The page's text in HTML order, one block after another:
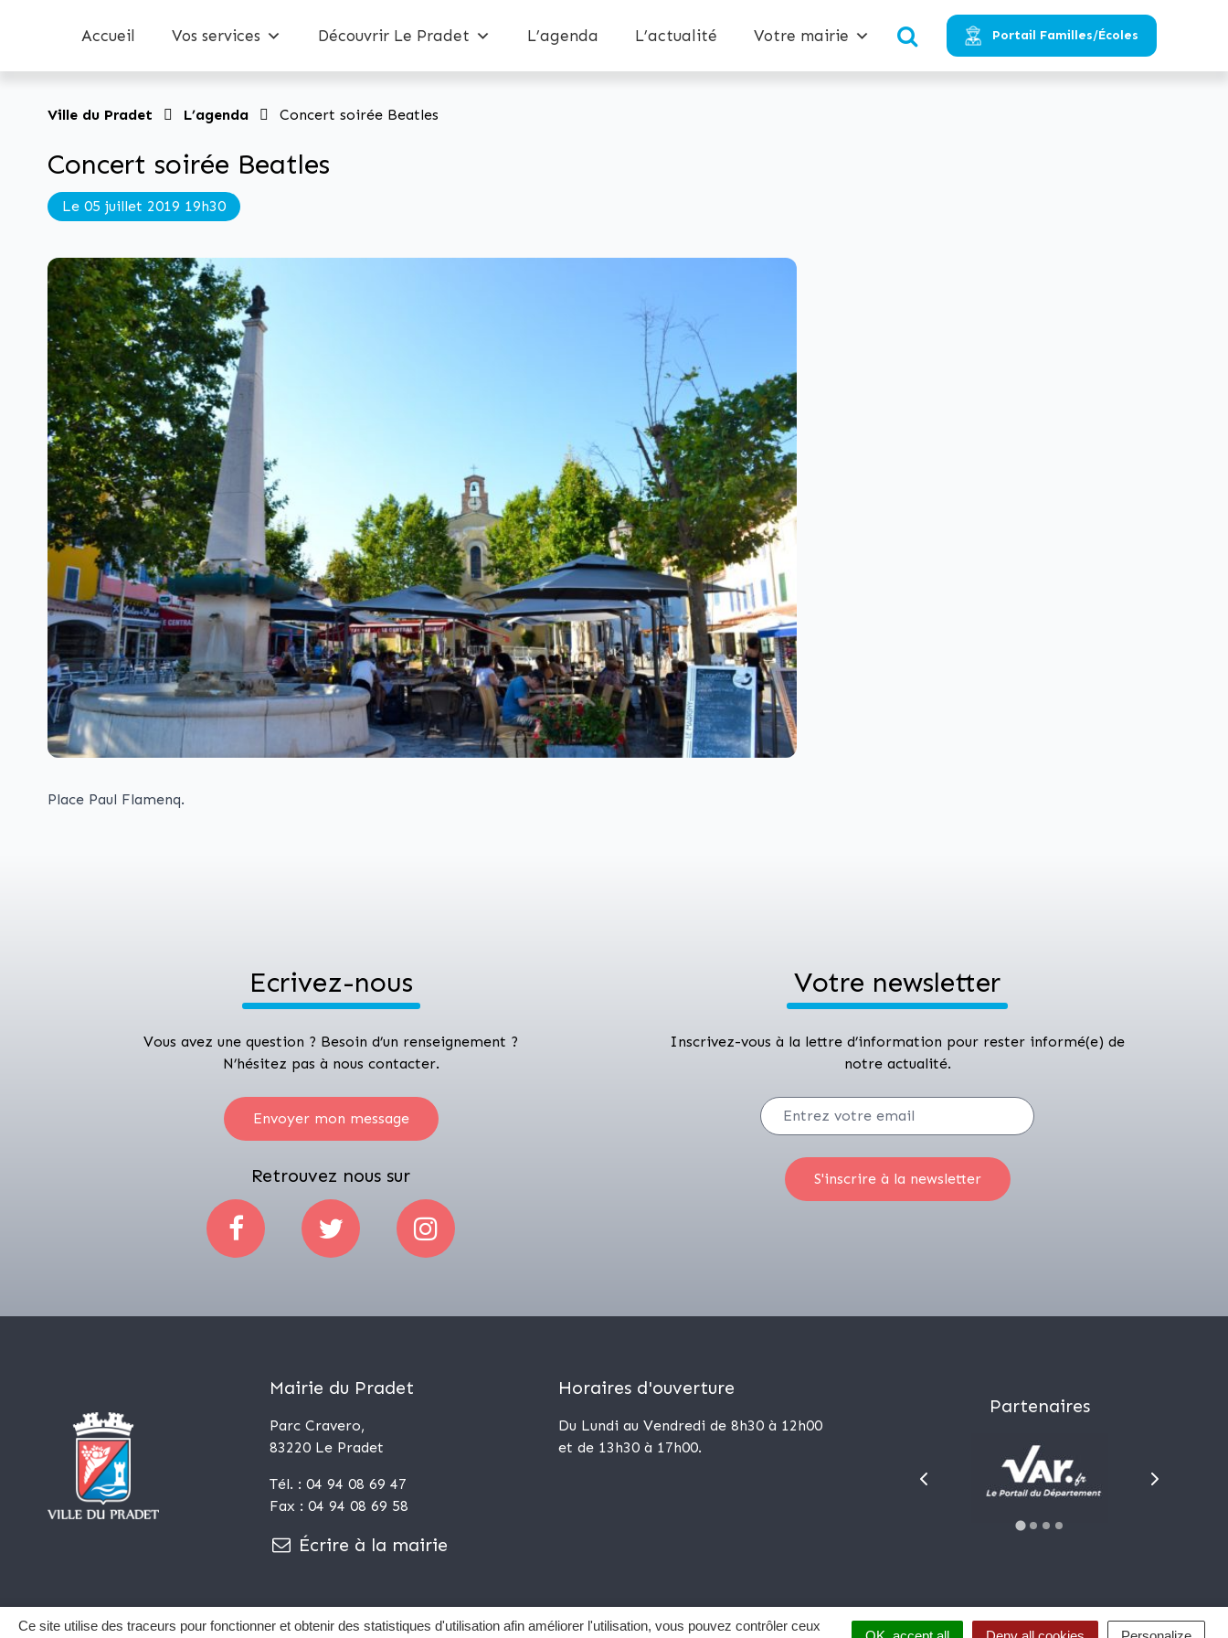
Accueil Vos services Découvrir Le Pradet L’agenda L’actualité Votre mairie Portail Familles/Écoles
Ville du Pradet L’agenda Concert soirée Beatles
Concert soirée Beatles
Le 05 juillet 2019 19h30
Place Paul Flamenq.
Ecrivez-nous
Vous avez une question ? Besoin d’un renseignement ?
N’hésitez pas à nous contacter.
Envoyer mon message
Retrouvez nous sur
Votre newsletter
Inscrivez-vous à la lettre d’information pour rester informé(e) de
notre actualité.
Mairie du Pradet
Parc Cravero,
83220 Le Pradet
Tél. : 04 94 08 69 47
Fax : 04 94 08 69 58
Écrire à la mairie
Horaires d'ouverture
Du Lundi au Vendredi de 8h30 à 12h00
et de 13h30 à 17h00.
Partenaires
Plan du site Mentions Légales Données personnelles Sourd et malentendant ?
Ce site utilise des traceurs pour fonctionner et obtenir des statistiques d'utilisation afin améliorer l'utilisation, vous pouvez contrôler ceux